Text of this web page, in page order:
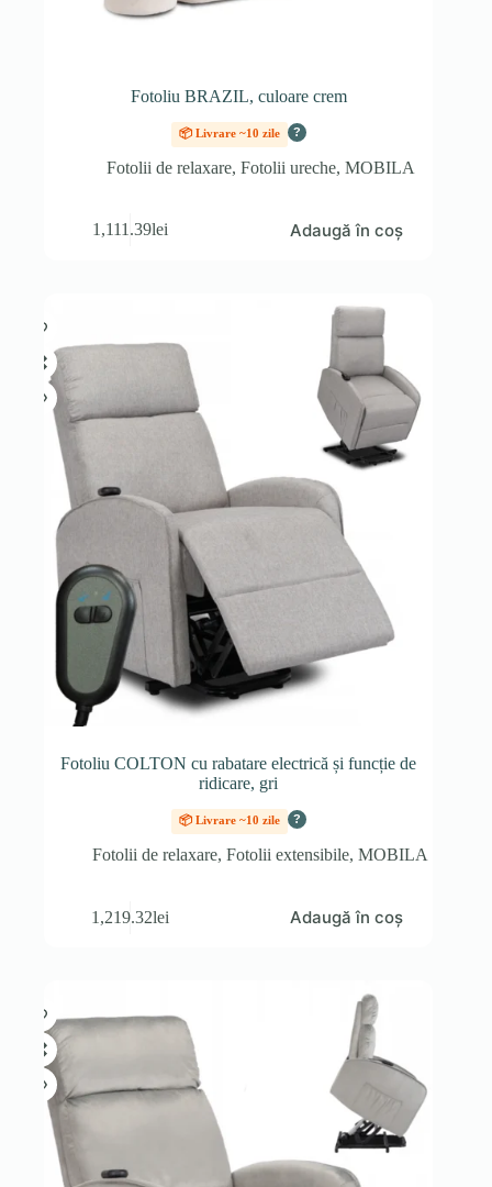
Fotoliu BRAZIL, culoare crem
📦 Livrare ~10 zile ?
Fotolii de relaxare, Fotolii ureche, MOBILA
1,111.39lei Adaugă în coș
Fotoliu COLTON cu rabatare electrică și funcție de
ridicare, gri
📦 Livrare ~10 zile ?
Fotolii de relaxare,Fotolii extensibile,MOBILA
1,219.32lei Adaugă în coș